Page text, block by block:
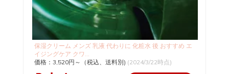
保湿クリーム メンズ 乳液 代わりに 化粧水 後 おすすめ エ
イジングケア クワ...
価格：3,520円～（税込、送料別) (2024/3/22時点)